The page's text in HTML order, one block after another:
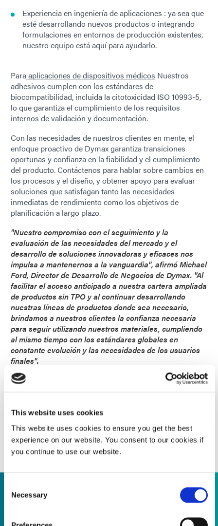
This website uses cookies
This website uses cookies to ensure you get the best
experience on our website. You consent to our cookies if
you continue to use our website.
Selection
Necessary
Experiencia en ingeniería de aplicaciones : ya sea que
esté desarrollando nuevos productos o integrando
formulaciones en entornos de producción existentes,
nuestro equipo está aquí para ayudarlo.
Paraaplicaciones de dispositivos médicos Nuestros
adhesivos cumplen con los estándares de
biocompatibilidad, incluida la citotoxicidad ISO 10993-5,
lo que garantiza el cumplimiento de los requisitos
internos de validación y documentación.
Con las necesidades de nuestros clientes en mente, el
enfoque proactivo de Dymax garantiza transiciones
oportunas y confianza en la fiabilidad y el cumplimiento
del producto. Contáctenos para hablar sobre cambios en
los procesos y el diseño, y obtener apoyo para evaluar
soluciones que satisfagan tanto las necesidades
inmediatas de rendimiento como los objetivos de
planificación a largo plazo.
"Nuestro compromiso con el seguimiento y la
evaluación de las necesidades del mercado y el
desarrollo de soluciones innovadoras y eficaces nos
impulsa a mantenernos a la vanguardia", afirmó Michael
Ford, Director de Desarrollo de Negocios de Dymax. "Al
facilitar el acceso anticipado a nuestra cartera ampliada
de productos sin TPO y al continuar desarrollando
nuestras líneas de productos donde sea necesario,
brindamos a nuestros clientes la confianza necesaria
para seguir utilizando nuestros materiales, cumpliendo
al mismo tiempo con los estándares globales en
constante evolución y las necesidades de los usuarios
finales".
Comuníquese con Dymax hoy para obtener más
desarrollo y cumplimiento de productos.
¡PÓNGASE EN CONTACTO CON NUESTRO
EQUIPO DE SOPORTE DE APLICACIONES Y
PROCESOS HOY MISMO!
Supporting Product Transitions